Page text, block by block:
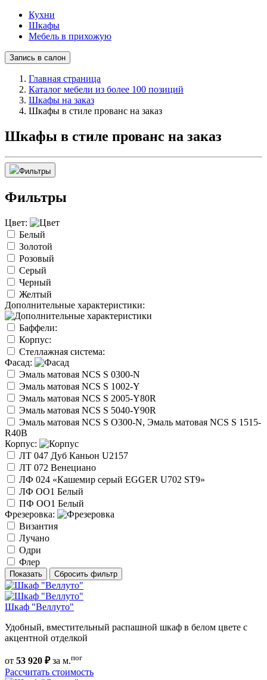
Кухни
Шкафы
Мебель в прихожую
Запись в салон
Главная страница
Каталог мебели из более 100 позиций
Шкафы на заказ
Шкафы в стиле прованс на заказ
Шкафы в стиле прованс на заказ
Фильтры
Фильтры
Цвет:
Белый
Золотой
Розовый
Серый
Черный
Желтый
Дополнительные характеристики:
Баффели:
Корпус:
Стеллажная система:
Фасад:
Эмаль матовая NCS S 0300-N
Эмаль матовая NCS S 1002-Y
Эмаль матовая NCS S 2005-Y80R
Эмаль матовая NCS S 5040-Y90R
Эмаль матовая NCS S O300-N, Эмаль матовая NCS S 1515-
R40B
Корпус:
ЛТ 047 Дуб Каньон U2157
ЛТ 072 Венециано
ЛФ 024 «Кашемир серый EGGER U702 ST9»
ЛФ ОО1 Белый
ПФ ОО1 Белый
Фрезеровка:
Византия
Лучано
Одри
Флер
Показать Сбросить фильтр
Шкаф "Веллуто"
Удобный, вместительный распашной шкаф в белом цвете с
акцентной отделкой
от 53 920 ₽за м.пог
Рассчитать стоимость